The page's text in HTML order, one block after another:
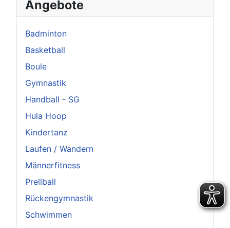
Angebote
Badminton
Basketball
Boule
Gymnastik
Handball - SG
Hula Hoop
Kindertanz
Laufen / Wandern
Männerfitness
Prellball
Rückengymnastik
Schwimmen